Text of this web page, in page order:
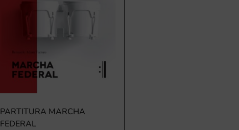
PARTITURA MARCHA
FEDERAL